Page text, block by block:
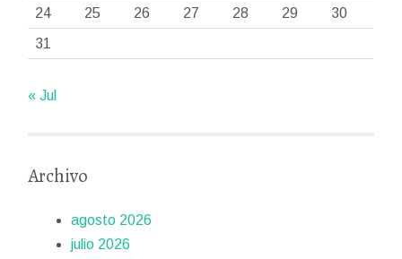
24
25 26 27 28 29
30
31
« Jul
Archivo
agosto 2026
julio 2026